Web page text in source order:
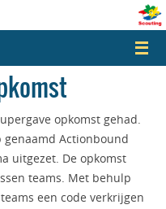
opkomst gehad.
Actionbound
uitgezet. De opkomst
teams. Met behulp
een code verkrijgen